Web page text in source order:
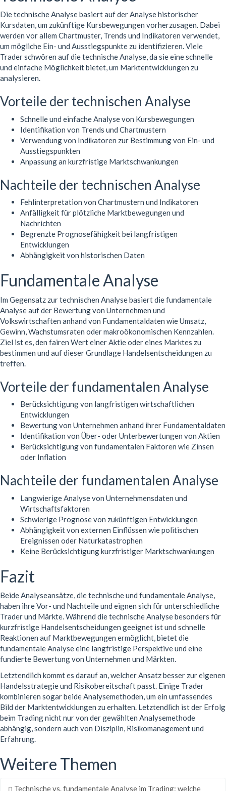
Die technische Analyse basiert auf der Analyse historischer
Kursdaten, um zukünftige Kursbewegungen vorherzusagen. Dabei
werden vor allem Chartmuster, Trends und Indikatoren verwendet,
um mögliche Ein- und Ausstiegspunkte zu identifizieren. Viele
Trader schwören auf die technische Analyse, da sie eine schnelle
und einfache Möglichkeit bietet, um Marktentwicklungen zu
analysieren.
Vorteile der technischen Analyse
Schnelle und einfache Analyse von Kursbewegungen
Identifikation von Trends und Chartmustern
Verwendung von Indikatoren zur Bestimmung von Ein- und
Ausstiegspunkten
Anpassung an kurzfristige Marktschwankungen
Nachteile der technischen Analyse
Fehlinterpretation von Chartmustern und Indikatoren
Anfälligkeit für plötzliche Marktbewegungen und
Nachrichten
Begrenzte Prognosefähigkeit bei langfristigen
Entwicklungen
Abhängigkeit von historischen Daten
Fundamentale Analyse
Im Gegensatz zur technischen Analyse basiert die fundamentale
Analyse auf der Bewertung von Unternehmen und
Volkswirtschaften anhand von Fundamentaldaten wie Umsatz,
Gewinn, Wachstumsraten oder makroökonomischen Kennzahlen.
Ziel ist es, den fairen Wert einer Aktie oder eines Marktes zu
bestimmen und auf dieser Grundlage Handelsentscheidungen zu
treffen.
Vorteile der fundamentalen Analyse
Berücksichtigung von langfristigen wirtschaftlichen
Entwicklungen
Bewertung von Unternehmen anhand ihrer Fundamentaldaten
Identifikation von Über- oder Unterbewertungen von Aktien
Berücksichtigung von fundamentalen Faktoren wie Zinsen
oder Inflation
Nachteile der fundamentalen Analyse
Langwierige Analyse von Unternehmensdaten und
Wirtschaftsfaktoren
Schwierige Prognose von zukünftigen Entwicklungen
Abhängigkeit von externen Einflüssen wie politischen
Ereignissen oder Naturkatastrophen
Keine Berücksichtigung kurzfristiger Marktschwankungen
Fazit
Beide Analyseansätze, die technische und fundamentale Analyse,
haben ihre Vor- und Nachteile und eignen sich für unterschiedliche
Trader und Märkte. Während die technische Analyse besonders für
kurzfristige Handelsentscheidungen geeignet ist und schnelle
Reaktionen auf Marktbewegungen ermöglicht, bietet die
fundamentale Analyse eine langfristige Perspektive und eine
fundierte Bewertung von Unternehmen und Märkten.
Letztendlich kommt es darauf an, welcher Ansatz besser zur eigenen
Handelsstrategie und Risikobereitschaft passt. Einige Trader
kombinieren sogar beide Analysemethoden, um ein umfassendes
Bild der Marktentwicklungen zu erhalten. Letztendlich ist der Erfolg
beim Trading nicht nur von der gewählten Analysemethode
abhängig, sondern auch von Disziplin, Risikomanagement und
Erfahrung.
Weitere Themen
Technische vs. fundamentale Analyse im Trading: welche